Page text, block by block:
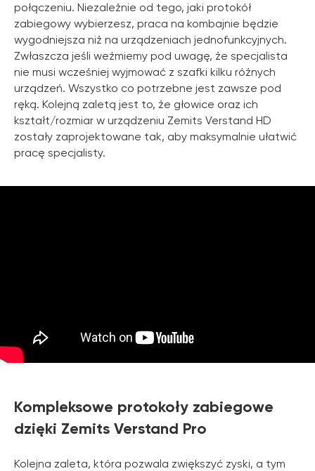
połączeniu. Niezależnie od tego, jaki protokół
zabiegowy wybierzesz, praca na kombajnie będzie
wygodniejsza niż na urządzeniach jednofunkcyjnych.
Zwłaszcza jeśli weźmiemy pod uwagę, że specjalista
nie musi wcześniej wyjmować z szafki kilku różnych
urządzeń. Wszystko co potrzebne jest zawsze pod
ręką. Kolejną zaletą jest to, że głowice oraz ich
kształt/rozmiar w urządzeniu Zemits Verstand HD
zostały zaprojektowane tak, aby maksymalnie ułatwić
pracę specjalisty.
Kompleksowe protokoły zabiegowe
dzięki Zemits Verstand Pro
Kolejna zaleta, która pozwala zwiększyć zyski, a tym